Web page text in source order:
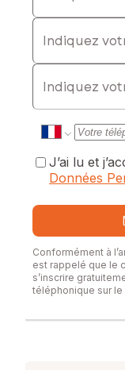
Prix de vente :
Honoraires
Contactez votre
0767829399, E-
commercial
Indiquez votre
E-mail
J’ai lu et
Données
Conformément à
est rappelé que le
s’inscrire
téléphonique sur le